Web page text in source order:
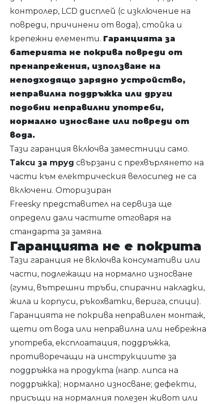
контролер, LCD дисплей (с изключение на
повреди, причинени от вода), стойка и
крепежни елементи. Гаранцията за
батерията не покрива повреди от
пренапрежения, използване на
неподходящо зарядно устройство,
неправилна поддръжка или други
подобни неправилни употреби,
нормално износване или повреди от
вода.
Тази гаранция включва заместници само.
Такси за труд свързани с прехвърлянето на
части към електрическия велосипед не са
включени. Оторизиран
Freesky представител на сервиза ще
определи дали частите отговаря на
стандарта за замяна.
Гаранцията не е покрита
Тази гаранция не включва консумативи или
части, подлежащи на нормално износване
(гуми, вътрешни тръби, спирачни накладки,
жила и корпуси, ръкохватки, верига, спици).
Гаранцията не покрива неправилен монтаж,
щети от вода или неправилна или небрежна
употреба, експлоатация, поддръжка,
противоречащи на инструкциите за
поддръжка на продукта (напр. липса на
поддръжка); нормално износване; дефекти,
присъщи на нормалния полезен живот или